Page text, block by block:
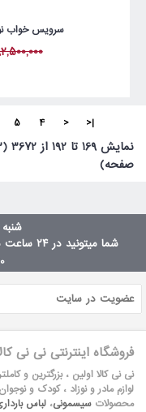
سرویس خواب
|<
<
4
5
صفحه)
شنبه
شما میتونید در ۲۴ ساعت شبانه روز سفارشات خود را آنلاین ثبت کنید
فروشگاه اینترنتی نی نی
نی نی کالا اولین ، بزرگترین و
لوازم مادر و نوزاد ، کودک و
محصولات سیسمونی، لباس